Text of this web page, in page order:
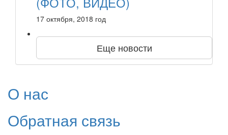
17 октября, 2018 год
Еще новости
О нас
Обратная связь